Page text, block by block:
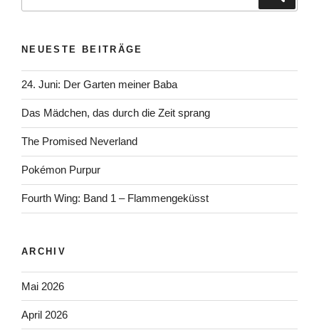
NEUESTE BEITRÄGE
24. Juni: Der Garten meiner Baba
Das Mädchen, das durch die Zeit sprang
The Promised Neverland
Pokémon Purpur
Fourth Wing: Band 1 – Flammengeküsst
ARCHIV
Mai 2026
April 2026